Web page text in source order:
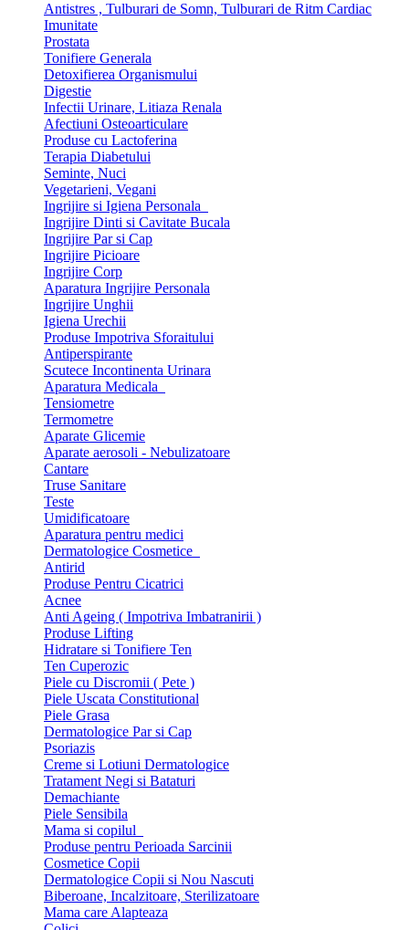
Antistres , Tulburari de Somn, Tulburari de Ritm Cardiac
Imunitate
Prostata
Tonifiere Generala
Detoxifierea Organismului
Digestie
Infectii Urinare, Litiaza Renala
Afectiuni Osteoarticulare
Produse cu Lactoferina
Terapia Diabetului
Seminte, Nuci
Vegetarieni, Vegani
Ingrijire si Igiena Personala
Ingrijire Dinti si Cavitate Bucala
Ingrijire Par si Cap
Ingrijire Picioare
Ingrijire Corp
Aparatura Ingrijire Personala
Ingrijire Unghii
Igiena Urechii
Produse Impotriva Sforaitului
Antiperspirante
Scutece Incontinenta Urinara
Aparatura Medicala
Tensiometre
Termometre
Aparate Glicemie
Aparate aerosoli - Nebulizatoare
Cantare
Truse Sanitare
Teste
Umidificatoare
Aparatura pentru medici
Dermatologice Cosmetice
Antirid
Produse Pentru Cicatrici
Acnee
Anti Ageing ( Impotriva Imbatranirii )
Produse Lifting
Hidratare si Tonifiere Ten
Ten Cuperozic
Piele cu Discromii ( Pete )
Piele Uscata Constitutional
Piele Grasa
Dermatologice Par si Cap
Psoriazis
Creme si Lotiuni Dermatologice
Tratament Negi si Bataturi
Demachiante
Piele Sensibila
Mama si copilul
Produse pentru Perioada Sarcinii
Cosmetice Copii
Dermatologice Copii si Nou Nascuti
Biberoane, Incalzitoare, Sterilizatoare
Mama care Alapteaza